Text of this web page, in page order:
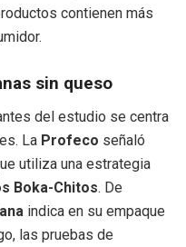
contienen más
sin queso
del estudio se centra
La Profeco señaló
utiliza una estrategia
Boka-Chitos. De
indica en su empaque
las pruebas de